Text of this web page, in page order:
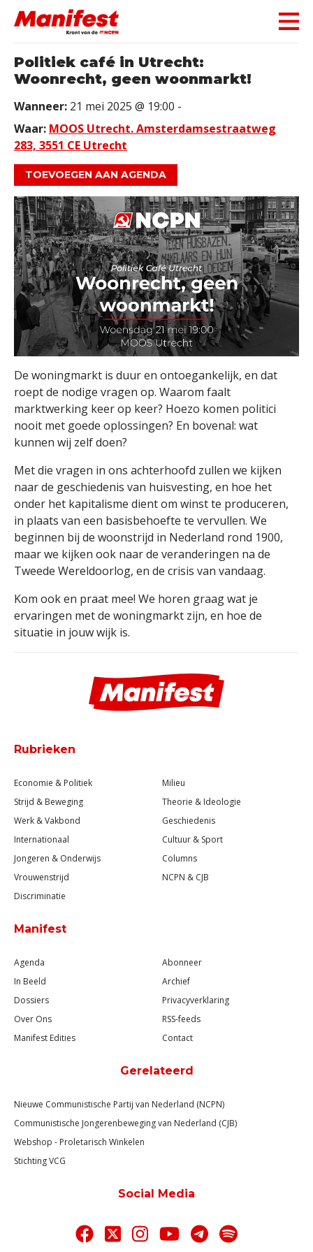
Skip navigation
Politiek café in Utrecht:
Woonrecht, geen woonmarkt!
Wanneer: 21 mei 2025 @ 19:00 -
Waar: MOOS Utrecht. Amsterdamsestraatweg
283, 3551 CE Utrecht
TOEVOEGEN AAN AGENDA
De woningmarkt is duur en ontoegankelijk, en dat
roept de nodige vragen op. Waarom faalt
marktwerking keer op keer? Hoezo komen politici
nooit met goede oplossingen? En bovenal: wat
kunnen wij zelf doen?
Met die vragen in ons achterhoofd zullen we kijken
naar de geschiedenis van huisvesting, en hoe het
onder het kapitalisme dient om winst te produceren,
in plaats van een basisbehoefte te vervullen. We
beginnen bij de woonstrijd in Nederland rond 1900,
maar we kijken ook naar de veranderingen na de
Tweede Wereldoorlog, en de crisis van vandaag.
Kom ook en praat mee! We horen graag wat je
ervaringen met de woningmarkt zijn, en hoe de
situatie in jouw wijk is.
Rubrieken
Economie & Politiek
Strijd & Beweging
Werk & Vakbond
Internationaal
Jongeren & Onderwijs
Vrouwenstrijd
Discriminatie
Milieu
Theorie & Ideologie
Geschiedenis
Cultuur & Sport
Columns
NCPN & CJB
Manifest
Agenda
In Beeld
Dossiers
Over Ons
Manifest Edities
Abonneer
Archief
Privacyverklaring
RSS-feeds
Contact
Gerelateerd
Nieuwe Communistische Partij van Nederland (NCPN)
Communistische Jongerenbeweging van Nederland (CJB)
Webshop - Proletarisch Winkelen
Stichting VCG
Social Media